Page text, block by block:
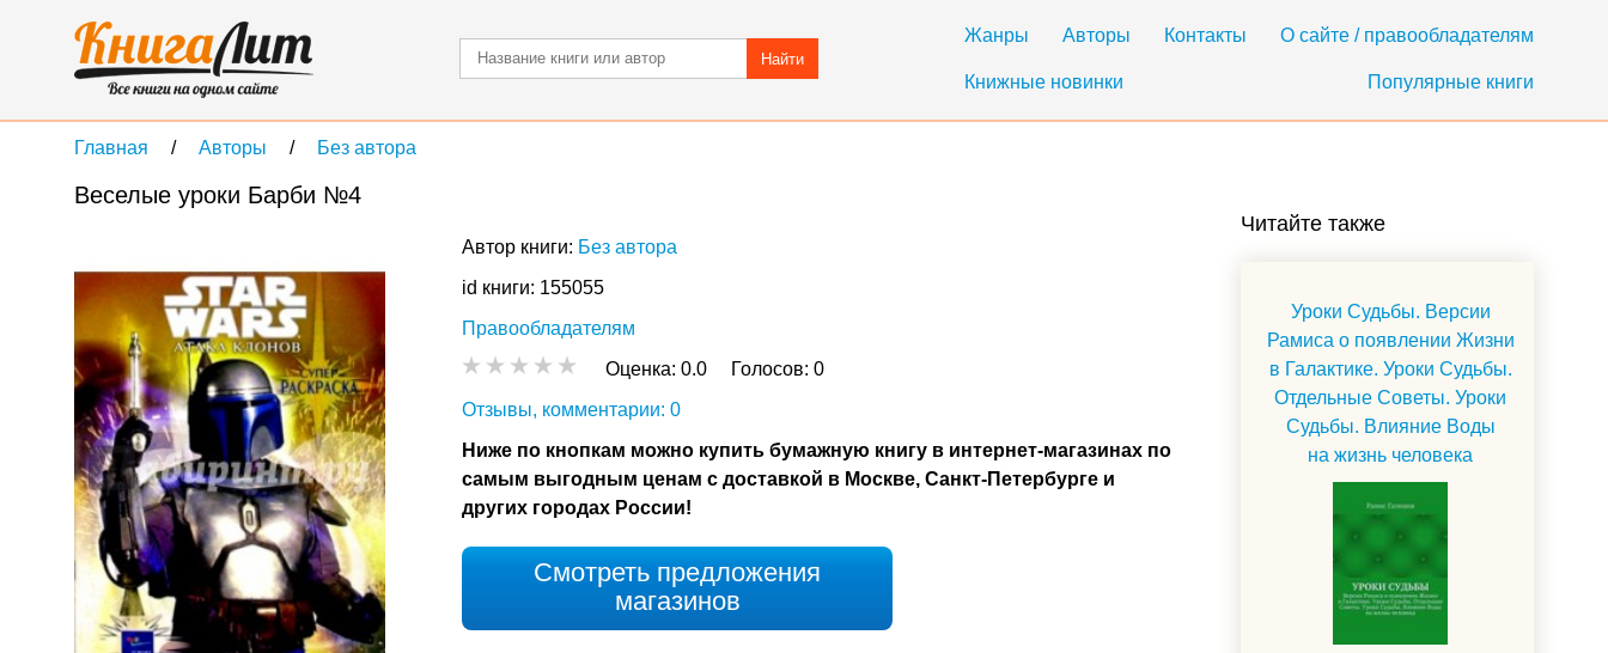
Жанры Авторы Контакты О сайте / правообладателям
Книжные новинки Популярные книги
Найти
Главная Авторы Без автора
Веселые уроки Барби №4
Автор книги: Без автора
id книги: 155055
Правообладателям
Оценка: 0.0 Голосов: 0
Отзывы, комментарии: 0
Ниже по кнопкам можно купить бумажную книгу в интернет-магазинах по
самым выгодным ценам с доставкой в Москве, Санкт-Петербурге и
других городах России!
Смотреть предложения
магазинов
Читайте также
Уроки Судьбы. Версии
Рамиса о появлении Жизни
в Галактике. Уроки Судьбы.
Отдельные Советы. Уроки
Судьбы. Влияние Воды
на жизнь человека